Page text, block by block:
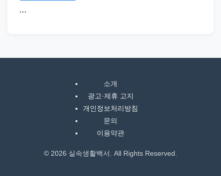
```
소개
광고·제휴 고지
개인정보처리방침
문의
이용약관
© 2026 실속생활백서. All Rights Reserved.